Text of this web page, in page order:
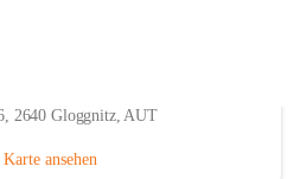
2640 Gloggnitz, AUT
ansehen